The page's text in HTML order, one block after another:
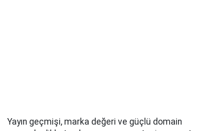
Yayın geçmişi, marka değeri ve güçlü domain